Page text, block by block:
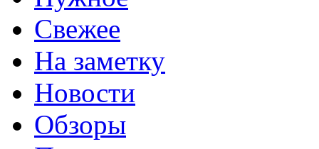
Свежее
На заметку
Новости
Обзоры